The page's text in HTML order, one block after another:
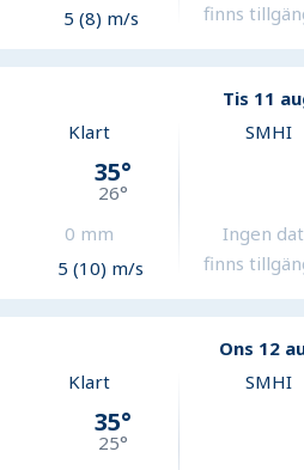
5 (8) m/s
finns
Tis 11
Klart
35°
26°
0 mm
5 (10) m/s
SMHI
Ingen
finns
Ons 12
Klart
35°
25°
SMHI